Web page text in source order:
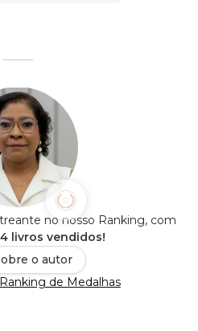
no nosso Ranking, com
4 livros vendidos!
o autor
de Medalhas